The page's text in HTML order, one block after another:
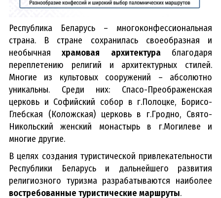
Республика Беларусь – многоконфессиональная
страна. В стране сохранилась своеобразная и
необычнаяхрамовая архитектура благодаря
переплетению религий и архитектурных стилей.
Многие из культовых сооружений – абсолютно
уникальны. Среди них: Спасо-Преображенская
церковь и Софийский собор в г.Полоцке, Борисо-
Глебская (Коложская) церковь в г.Гродно, Свято-
Никольский женский монастырь в г.Могилеве и
многие другие.
В целях создания туристической привлекательности
Республики Беларусь и дальнейшего развития
религиозного туризма разрабатываются наиболее
востребованные туристические маршруты.